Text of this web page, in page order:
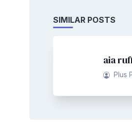
SIMILAR POSTS
aia
Plus